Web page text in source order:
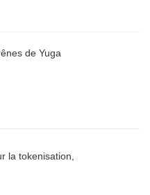
de Yuga
la tokenisation,